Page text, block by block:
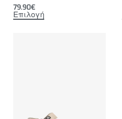
79.90€
Επιλογή